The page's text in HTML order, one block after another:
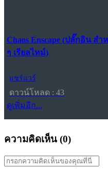
Chaos Enscape (ปลั๊กอิน ส
ๆ เรียลไทม์)
แชร์แวร์
ดาวน์โหลด : 43
ดูเพิ่มอีก...
ความคิดเห็น (0)